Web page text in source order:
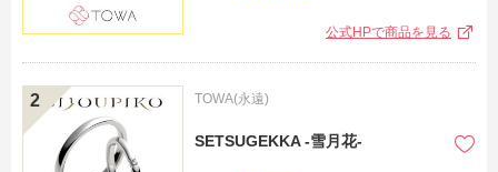
公式HPで商品を見る
TOWA(永遠)
SETSUGEKKA -雪月花-